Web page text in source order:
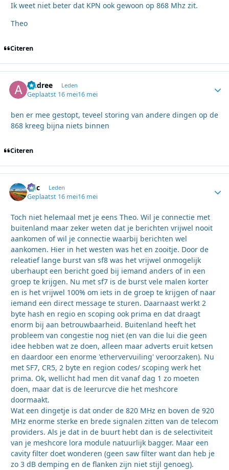
Ik weet niet beter dat KPN ook gewoon op 868 Mhz zit.
Theo
Citeren
Andree Leden
Geplaatst 16 mei16 mei
ben er mee gestopt, teveel storing van andere dingen op de
868 kreeg bijna niets binnen
Citeren
Eric Leden
Geplaatst 16 mei16 mei
Toch niet helemaal met je eens Theo. Wil je connectie met
buitenland maar zeker weten dat je berichten vrijwel nooit
aankomen of wil je connectie waarbij berichten wel
aankomen. Hier in het westen was het en zooitje. Door de
releatief lange burst van sf8 was het vrijwel onmogelijk
uberhaupt een bericht goed bij iemand anders of in een
groep te krijgen. Nu met sf7 is de burst vele malen korter
en is het vrijwel 100% om iets in de groep te krijgen of naar
iemand een direct message te sturen. Daarnaast werkt 2
byte hash en regio en scoping ook prima en dat draagt
enorm bij aan betrouwbaarheid. Buitenland heeft het
probleem van congestie nog niet (en van die lui die geen
idee hebben wat ze doen, alleen maar adverts eruit ketsen
en daardoor een enorme 'ethervervuiling' veroorzaken). Nu
met SF7, CR5, 2 byte en region codes/ scoping werk het
prima. Ok, wellicht had men dit vanaf dag 1 zo moeten
doen, maar dat is de leerurcve die het meshcore
doormaakt.
Wat een dingetje is dat onder de 820 MHz en boven de 920
MHz enorme sterke en brede signalen zitten van de telecom
providers. Als je dat in de buurt hebt dan is de selectiviteit
van je meshcore lora module natuurlijk bagger. Maar een
cavity filter doet wonderen (geen saw filter want dan heb je
zo 3 dB demping en de flanken zijn niet stijl genoeg).